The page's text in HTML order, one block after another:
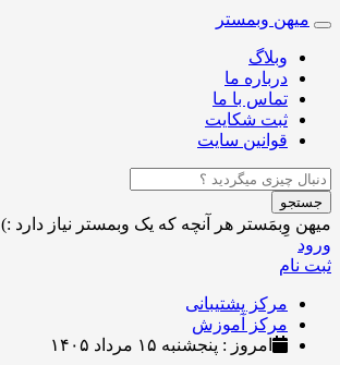
Toggle
navigation
میهن وبمستر
وبلاگ
درباره ما
تماس با ما
ثبت شکایت
قوانین سایت
جستجو
میهن وِبمَستر هر آنچه که یک وبمستر نیاز دارد :)
ورود
ثبت نام
مرکز پشتیبانی
مرکز آموزش
امروز : پنجشنبه ۱۵ مرداد ۱۴۰۵